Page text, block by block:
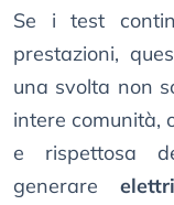
Se i test
prestazioni,
una svolta non
intere comunità,
e rispettosa
generare